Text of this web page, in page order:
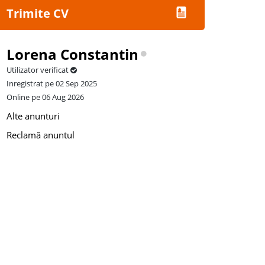
Trimite CV
Lorena Constantin
Utilizator verificat
Inregistrat pe 02 Sep 2025
Online pe 06 Aug 2026
Alte anunturi
Reclamă anuntul